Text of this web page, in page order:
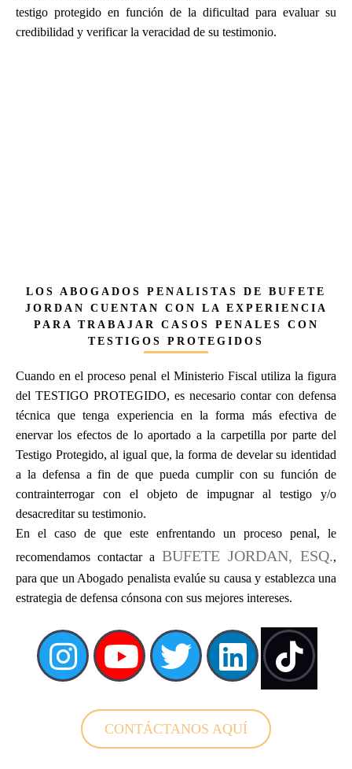
testigo protegido en función de la dificultad para evaluar su
credibilidad y verificar la veracidad de su testimonio.
LOS ABOGADOS PENALISTAS DE BUFETE
JORDAN CUENTAN CON LA EXPERIENCIA
PARA TRABAJAR CASOS PENALES CON
TESTIGOS PROTEGIDOS
Cuando en el proceso penal el Ministerio Fiscal utiliza la figura
del TESTIGO PROTEGIDO, es necesario contar con defensa
técnica que tenga experiencia en la forma más efectiva de
enervar los efectos de lo aportado a la carpetilla por parte del
Testigo Protegido, al igual que, la forma de develar su identidad
a la defensa a fin de que pueda cumplir con su función de
contrainterrogar con el objeto de impugnar al testigo y/o
desacreditar su testimonio.
En el caso de que este enfrentando un proceso penal, le
recomendamos contactar a BUFETE JORDAN, ESQ.,
para que un Abogado penalista evalúe su causa y establezca una
estrategia de defensa cónsona con sus mejores intereses.
CONTÁCTANOS AQUÍ